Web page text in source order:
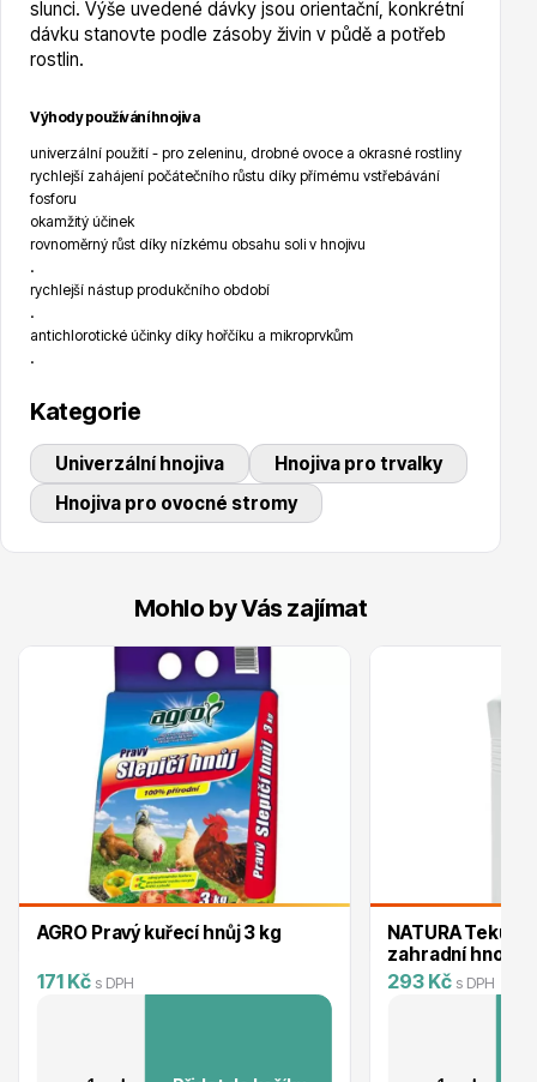
Azalky a rododendrony
Růže KORDES
Drobná ovoce
Substráty, hnojiva, kůra
slunci. Výše uvedené dávky jsou orientační, konkrétní
dávku stanovte podle zásoby živin v půdě a potřeb
rostlin.
Výhody používání hnojiva
univerzální použití - pro zeleninu, drobné ovoce a okrasné rostliny
rychlejší zahájení počátečního růstu díky přímému vstřebávání
fosforu
okamžitý účinek
rovnoměrný růst díky nízkému obsahu soli v hnojivu
.
rychlejší nástup produkčního období
.
antichlorotické účinky díky hořčíku a mikroprvkům
.
Kategorie
Univerzální hnojiva
Hnojiva pro trvalky
Hnojiva pro ovocné stromy
Mohlo by Vás zajímat
AGRO Pravý kuřecí hnůj 3 kg
171 Kč s DPH
NATURA
zahradní hnojivo
293 Kč s DPH